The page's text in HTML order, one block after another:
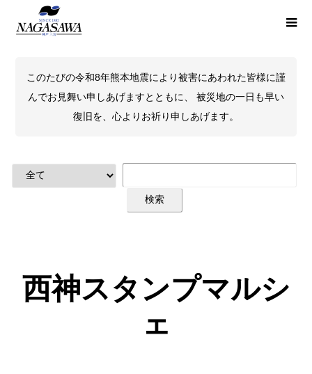
このたびの令和8年熊本地震により被害にあわれた皆様に謹
んでお見舞い申しあげますとともに、 被災地の一日も早い
復旧を、心よりお祈り申しあげます。
西神スタンプマルシ
ェ